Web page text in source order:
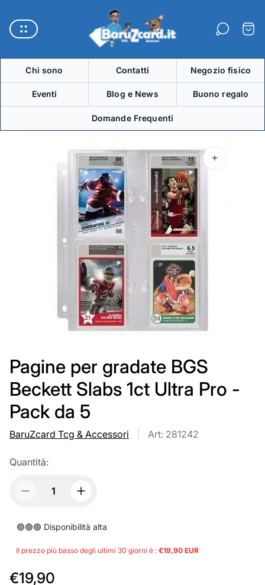
del
negozio"
Chi sono Contatti Negozio fisico
Eventi Blog e News Buono regalo
Domande Frequenti
Pagine per gradate BGS
Beckett Slabs 1ct Ultra Pro -
Pack da 5
BaruZcard Tcg & Accessori Art: 281242
Quantità:
🟢🟢🟢 Disponibilità alta
Il prezzo più basso degli ultimi 30 giorni è : €19,90 EUR
P
€19,90